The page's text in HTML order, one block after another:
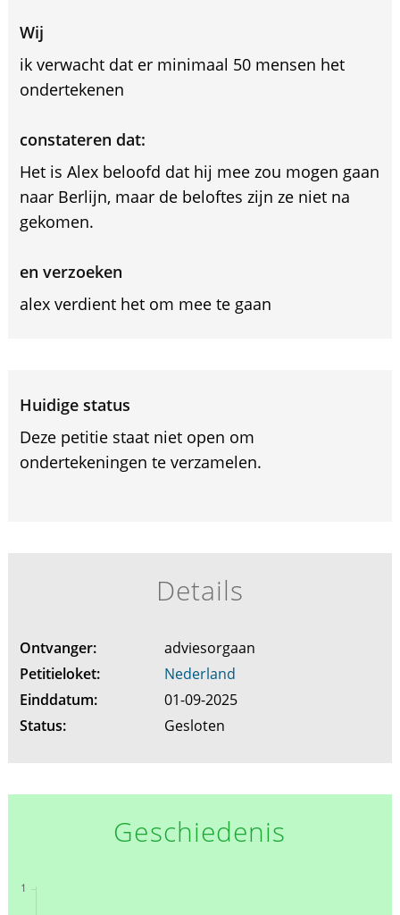
Wij
ik verwacht dat er minimaal 50 mensen het
ondertekenen
constateren dat:
Het is Alex beloofd dat hij mee zou mogen gaan
naar Berlijn, maar de beloftes zijn ze niet na
gekomen.
en verzoeken
alex verdient het om mee te gaan
Huidige status
Deze petitie staat niet open om
ondertekeningen te verzamelen.
Details
Ontvanger:
adviesorgaan
Petitieloket:
Nederland
Einddatum:
01-09-2025
Status:
Gesloten
Geschiedenis